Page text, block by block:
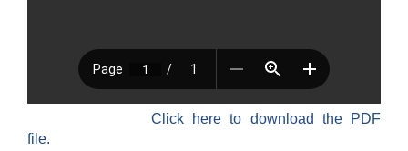
Click here to download the PDF
file.